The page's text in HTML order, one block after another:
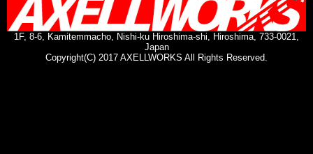
1F, 8-6, Kamitemmacho, Nishi-ku Hiroshima-shi, Hiroshima, 733-0021,
Japan
Copyright(C) 2017 AXELLWORKS All Rights Reserved.